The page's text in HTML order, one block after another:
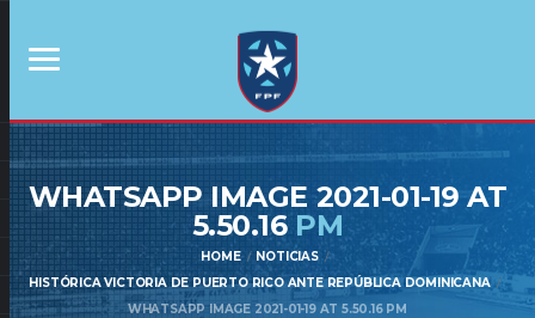
WHATSAPP IMAGE 2021-01-19 AT
5.50.16PM
HOME
NOTICIAS
HISTÓRICA VICTORIA DE PUERTO RICO ANTE REPÚBLICA DOMINICANA
WHATSAPP IMAGE 2021-01-19 AT 5.50.16 PM